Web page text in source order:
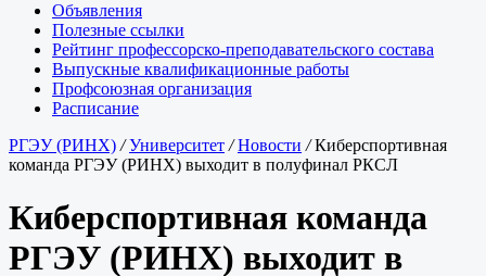
Объявления
Полезные ссылки
Рейтинг профессорско-преподавательского состава
Выпускные квалификационные работы
Профсоюзная организация
Расписание
РГЭУ (РИНХ) /Университет /Новости /Киберспортивная
команда РГЭУ (РИНХ) выходит в полуфинал РКСЛ
Киберспортивная команда
РГЭУ (РИНХ) выходит в